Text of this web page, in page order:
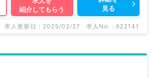
紹介してもらう
見る
求人更新日 : 2025/02/27 求人No. : 622141